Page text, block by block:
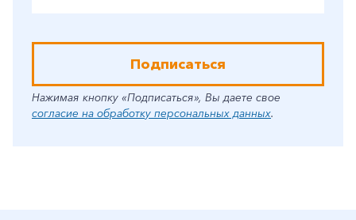
Подписаться
Нажимая кнопку «Подписаться», Вы даете свое
согласие на обработку персональных данных.